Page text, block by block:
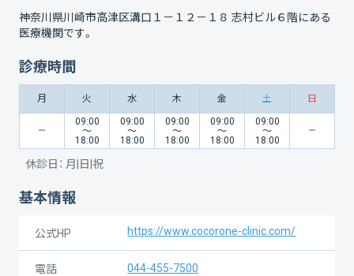
神奈川県川崎市高津区溝口１－１２－１８ 志村ビル６階にある
医療機関です。
診療時間
月 火 水 木 金 土 日
09:00
〜
18:00
09:00
〜
18:00
09:00
〜
18:00
09:00
〜
18:00
09:00
〜
18:00
休診日： 月|日|祝
基本情報
公式HP https://www.cocorone-clinic.com/
電話 044-455-7500